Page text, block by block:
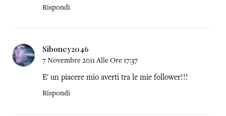
Rispondi
Siboney2046
7 Novembre 2011 Alle Ore 17:37
E' un piacere mio averti tra le mie follower!!!
Rispondi